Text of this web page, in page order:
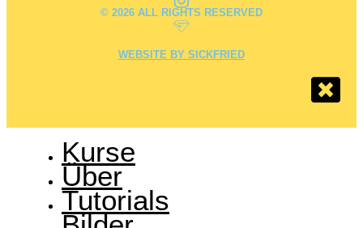
© 2026 ALL RIGHTS RESERVED
WEBSITE BY SICKFRIED
Kurse
Über
Tutorials